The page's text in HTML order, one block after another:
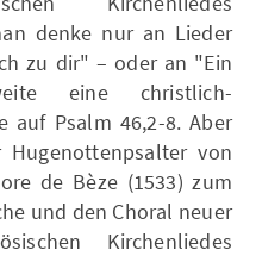
denke nur an Lieder
zu dir" – oder an "Ein
eine christlich-
auf Psalm 46,2-8. Aber
von
de Bèze (1533) zum
und den Choral neuer
Kirchenliedes